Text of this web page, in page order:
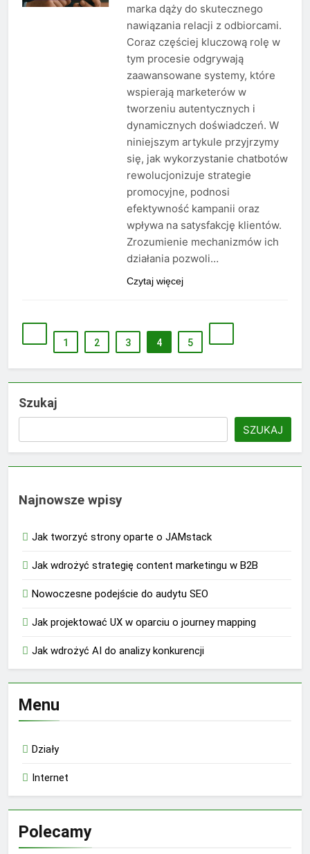
marka dąży do skutecznego
nawiązania relacji z odbiorcami.
Coraz częściej kluczową rolę w
tym procesie odgrywają
zaawansowane systemy, które
wspierają marketerów w
tworzeniu autentycznych i
dynamicznych doświadczeń. W
niniejszym artykule przyjrzymy
się, jak wykorzystanie chatbotów
rewolucjonizuje strategie
promocyjne, podnosi
efektywność kampanii oraz
wpływa na satysfakcję klientów.
Zrozumienie mechanizmów ich
działania pozwoli…
Czytaj więcej
1 2 3 4 5
Szukaj
SZUKAJ
Najnowsze wpisy
Jak tworzyć strony oparte o JAMstack
Jak wdrożyć strategię content marketingu w B2B
Nowoczesne podejście do audytu SEO
Jak projektować UX w oparciu o journey mapping
Jak wdrożyć AI do analizy konkurencji
Menu
Działy
Internet
Polecamy